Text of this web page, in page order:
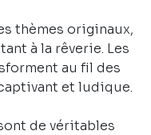
thèmes originaux,
à la rêverie. Les
au fil des
et ludique.
de véritables